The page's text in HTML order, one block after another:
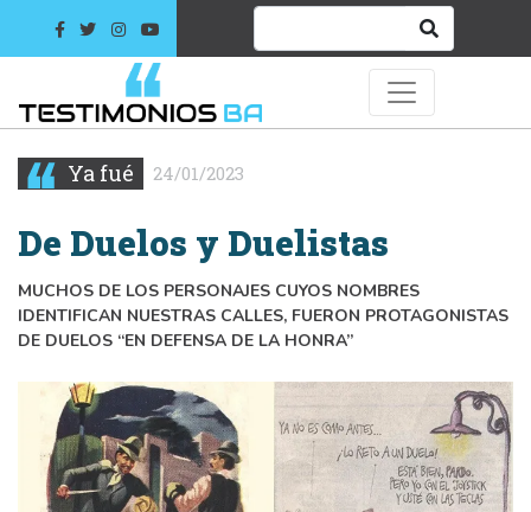
Ya fué 24/01/2023
De Duelos y Duelistas
MUCHOS DE LOS PERSONAJES CUYOS NOMBRES
IDENTIFICAN NUESTRAS CALLES, FUERON PROTAGONISTAS
DE DUELOS “EN DEFENSA DE LA HONRA”